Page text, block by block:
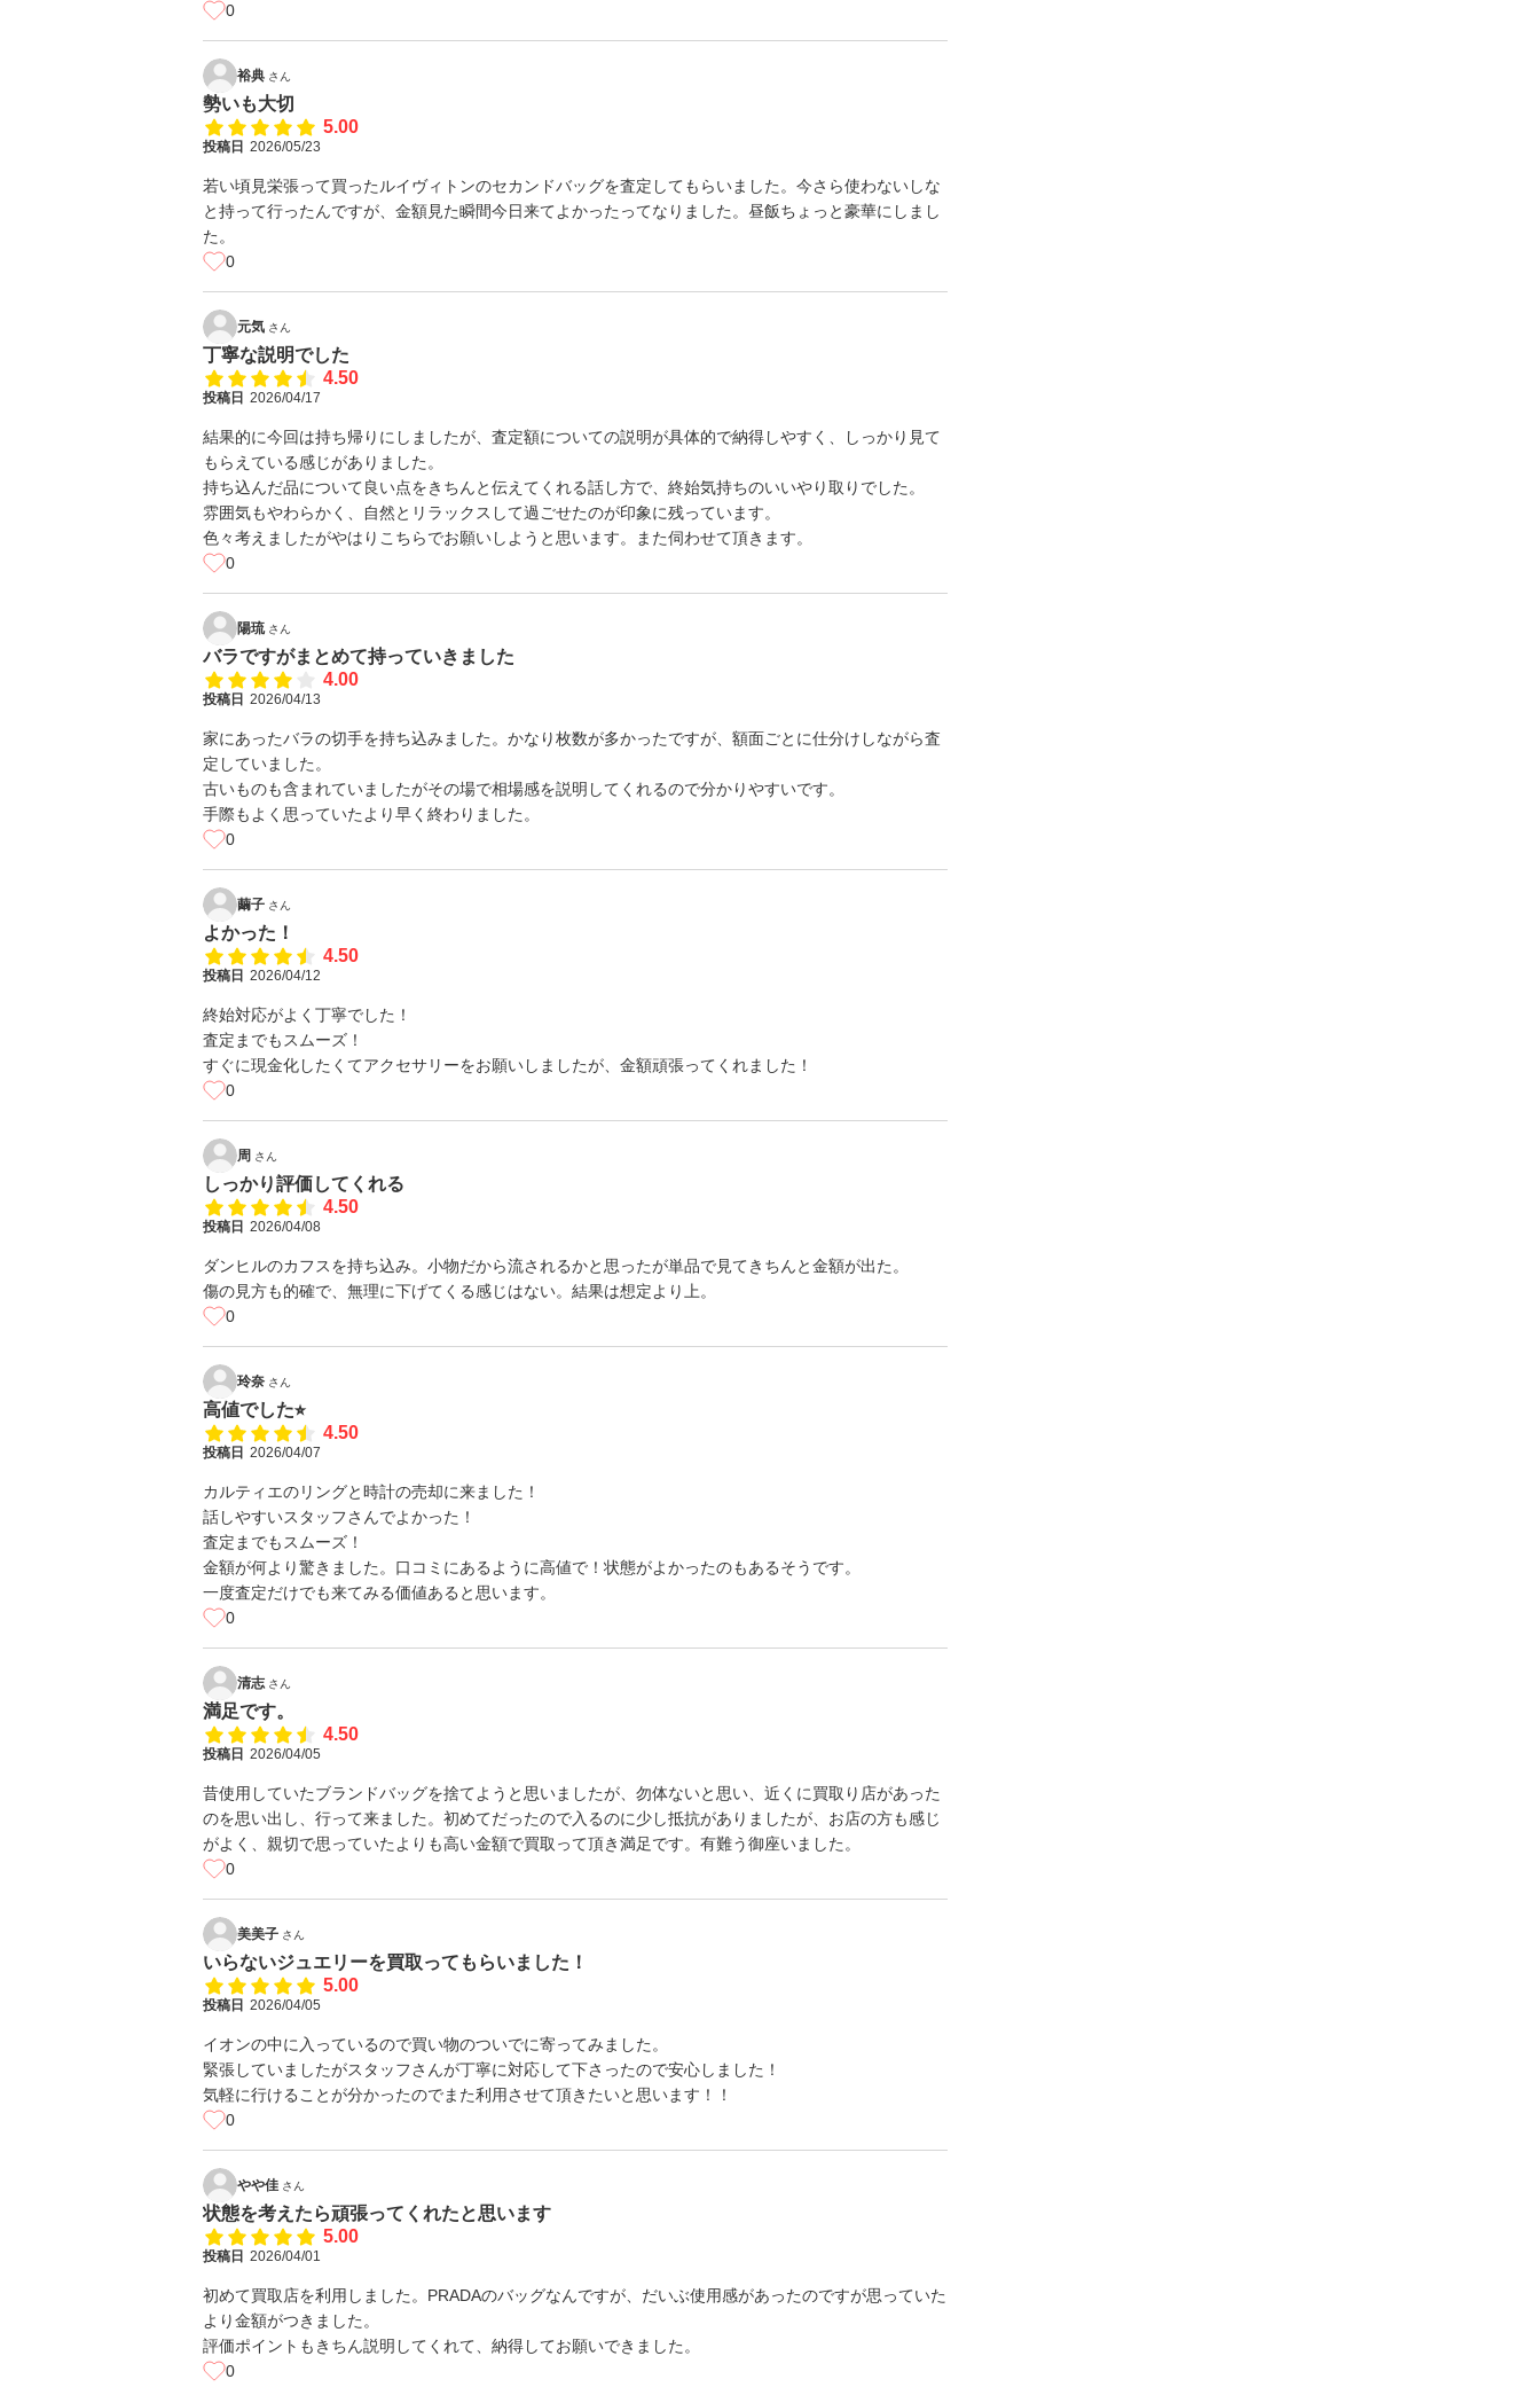
0
裕典 さん
勢いも大切
5.00
投稿日 2026/05/23
若い頃見栄張って買ったルイヴィトンのセカンドバッグを査定してもらいました。今さら使わないしな
と持って行ったんですが、金額見た瞬間今日来てよかったってなりました。昼飯ちょっと豪華にしまし
た。
0
元気 さん
丁寧な説明でした
4.50
投稿日 2026/04/17
結果的に今回は持ち帰りにしましたが、査定額についての説明が具体的で納得しやすく、しっかり見て
もらえている感じがありました。
持ち込んだ品について良い点をきちんと伝えてくれる話し方で、終始気持ちのいいやり取りでした。
雰囲気もやわらかく、自然とリラックスして過ごせたのが印象に残っています。
色々考えましたがやはりこちらでお願いしようと思います。また伺わせて頂きます。
0
陽琉 さん
バラですがまとめて持っていきました
4.00
投稿日 2026/04/13
家にあったバラの切手を持ち込みました。かなり枚数が多かったですが、額面ごとに仕分けしながら査
定していました。
古いものも含まれていましたがその場で相場感を説明してくれるので分かりやすいです。
手際もよく思っていたより早く終わりました。
0
繭子 さん
よかった！
4.50
投稿日 2026/04/12
終始対応がよく丁寧でした！
査定までもスムーズ！
すぐに現金化したくてアクセサリーをお願いしましたが、金額頑張ってくれました！
0
周 さん
しっかり評価してくれる
4.50
投稿日 2026/04/08
ダンヒルのカフスを持ち込み。小物だから流されるかと思ったが単品で見てきちんと金額が出た。
傷の見方も的確で、無理に下げてくる感じはない。結果は想定より上。
0
玲奈 さん
高値でした⭐︎
4.50
投稿日 2026/04/07
カルティエのリングと時計の売却に来ました！
話しやすいスタッフさんでよかった！
査定までもスムーズ！
金額が何より驚きました。口コミにあるように高値で！状態がよかったのもあるそうです。
一度査定だけでも来てみる価値あると思います。
0
清志 さん
満足です。
4.50
投稿日 2026/04/05
昔使用していたブランドバッグを捨てようと思いましたが、勿体ないと思い、近くに買取り店があった
のを思い出し、行って来ました。初めてだったので入るのに少し抵抗がありましたが、お店の方も感じ
がよく、親切で思っていたよりも高い金額で買取って頂き満足です。有難う御座いました。
0
美美子 さん
いらないジュエリーを買取ってもらいました！
5.00
投稿日 2026/04/05
イオンの中に入っているので買い物のついでに寄ってみました。
緊張していましたがスタッフさんが丁寧に対応して下さったので安心しました！
気軽に行けることが分かったのでまた利用させて頂きたいと思います！！
0
やや佳 さん
状態を考えたら頑張ってくれたと思います
5.00
投稿日 2026/04/01
初めて買取店を利用しました。PRADAのバッグなんですが、だいぶ使用感があったのですが思っていた
より金額がつきました。
評価ポイントもきちん説明してくれて、納得してお願いできました。
0